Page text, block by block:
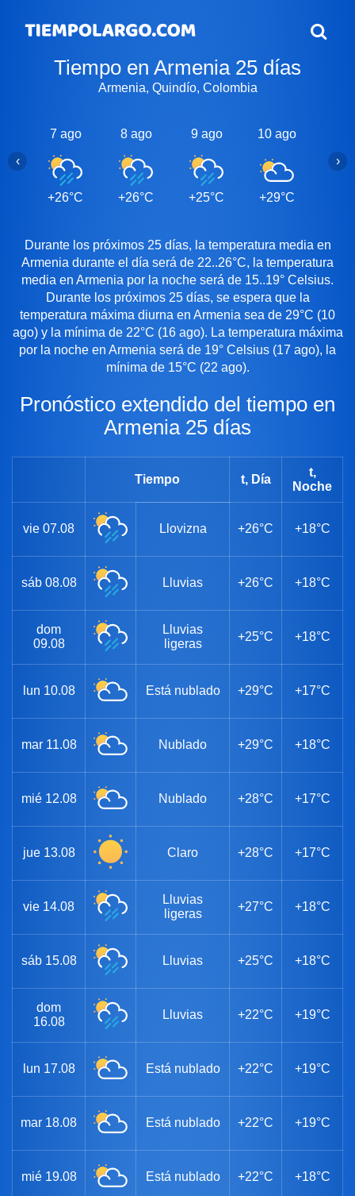
Tiempo en Armenia 25 días
Armenia, Quindío, Colombia
7 ago
+26°C
8 ago
+26°C
9 ago
+25°C
10 ago
+29°C
‹ ›
Durante los próximos 25 días, la temperatura media en
Armenia durante el día será de 22..26°C, la temperatura
media en Armenia por la noche será de 15..19° Celsius.
Durante los próximos 25 días, se espera que la
temperatura máxima diurna en Armenia sea de 29°C (10
ago) y la mínima de 22°C (16 ago). La temperatura máxima
por la noche en Armenia será de 19° Celsius (17 ago), la
mínima de 15°C (22 ago).
Pronóstico extendido del tiempo en
Armenia 25 días
Tiempo t, Día
t,
Noche
vie 07.08 Llovizna +26°C +18°C
sáb 08.08 Lluvias +26°C +18°C
dom
09.08
Lluvias
ligeras
+25°C +18°C
lun 10.08 Está nublado +29°C +17°C
mar 11.08 Nublado +29°C +18°C
mié 12.08 Nublado +28°C +17°C
jue 13.08 Claro +28°C +17°C
vie 14.08
Lluvias
ligeras
+27°C +18°C
sáb 15.08 Lluvias +25°C +18°C
dom
16.08
Lluvias +22°C +19°C
lun 17.08 Está nublado +22°C +19°C
mar 18.08 Está nublado +22°C +19°C
mié 19.08 Está nublado +22°C +18°C